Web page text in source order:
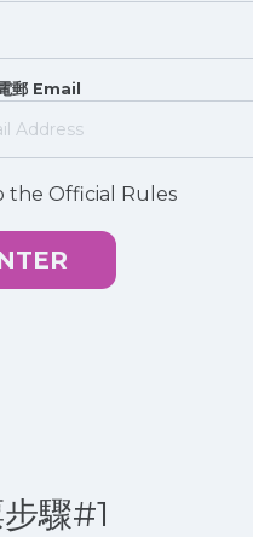
郵 Email
the Official Rules
驟#1